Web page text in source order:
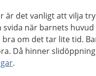
är det vanligt att vilja
svida när barnets
bra om det tar lite tid.
Då hinner
.